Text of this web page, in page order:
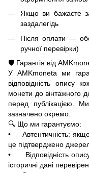
Якщо ви бажаєте
заздалегідь
Після оплати —
ручної перевірки)
🛡️ Гарантія від
У AMKmoneta ми
відповідність опису
монети до вінтажного
перед публікацією.
зазначено окремо.
🔍 Що ми гарантуємо:
• Автентичність:
це підтверджено
• Відповідність
історичні дані